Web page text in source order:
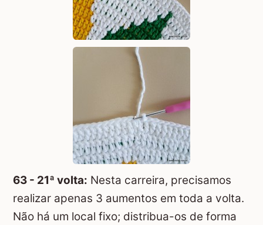
63 - 21ª volta: Nesta carreira, precisamos
realizar apenas 3 aumentos em toda a volta.
Não há um local fixo; distribua-os de forma